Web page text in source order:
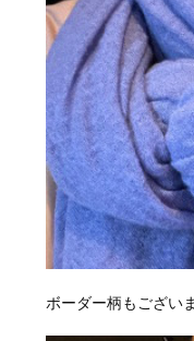
ボーダー柄もござい